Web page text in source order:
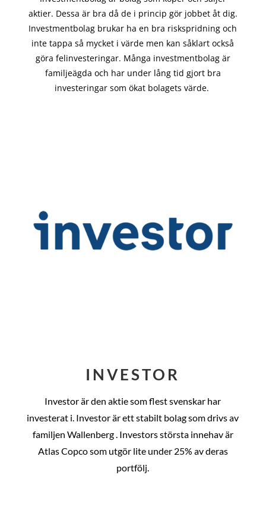
aktier. Dessa är bra då de i princip görjobbet åt dig.
Investmentbolag brukar ha en bra riskspridning och
inte tappa så mycket i värde men kan såklart också
göra felinvesteringar. Många investmentbolag är
familjeägda och har under lång tid gjort bra
investeringar som ökat bolagets värde.
INVESTOR
Investor är den aktie som flest svenskar har
investerat i. Investor är ett stabilt bolag som drivs av
familjen Wallenberg . Investors största innehav är
Atlas Copco som utgör lite under 25% av deras
portfölj.